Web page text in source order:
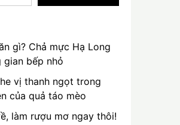
gì? Chả mực Hạ Long
gian bếp nhỏ
vị thanh ngọt trong
của quả táo mèo
làm rượu mơ ngay thôi!